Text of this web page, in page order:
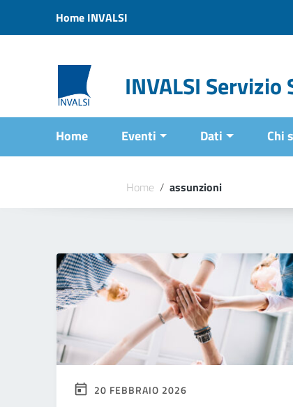
Vai al menu di navigazione
Home INVALSI
INVALSI
Home Eventi Dati Chi
Home / assunzioni
20 FEBBRAIO 2026